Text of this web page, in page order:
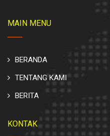
MAIN MENU
BERANDA
TENTANG KAMI
BERITA
KONTAK